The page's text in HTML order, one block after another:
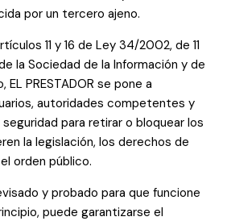
por un tercero ajeno.
11 y 16 de Ley 34/2002, de 11
la Sociedad de la Información y de
PRESTADOR se pone a
autoridades competentes y
para retirar o bloquear los
la legislación, los derechos de
orden público.
y probado para que funcione
puede garantizarse el